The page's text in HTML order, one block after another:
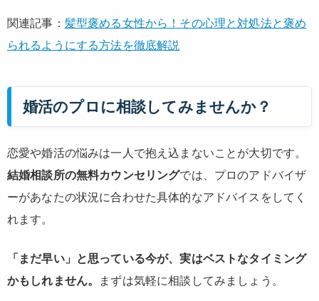
関連記事： 髪型褒める女性から！その心理と対処法と褒め
られるようにする方法を徹底解説
婚活のプロに相談してみませんか？
恋愛や婚活の悩みは一人で抱え込まないことが大切です。
結婚相談所の無料カウンセリングでは、プロのアドバイザ
ーがあなたの状況に合わせた具体的なアドバイスをしてく
れます。
「まだ早い」と思っている今が、実はベストなタイミング
かもしれません。
まずは気軽に相談してみましょう。